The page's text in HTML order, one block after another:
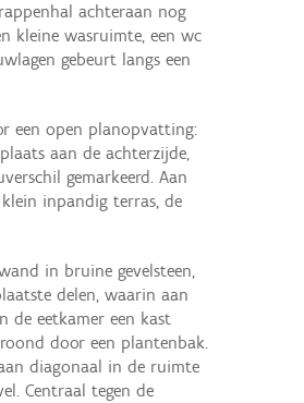
achteraan nog
kleine wasruimte, een wc
gebeurt langs een
een open planopvatting:
aan de achterzijde,
gemarkeerd. Aan
inpandig terras, de
in bruine gevelsteen,
delen, waarin aan
de eetkamer een kast
door een plantenbak.
diagonaal in de ruimte
Centraal tegen de